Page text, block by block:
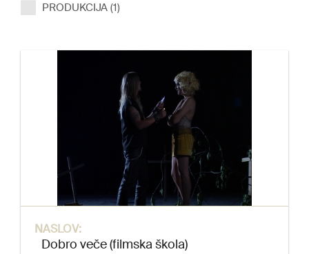
PRODUKCIJA (1)
NASLOV:
Dobro veče (filmska škola)